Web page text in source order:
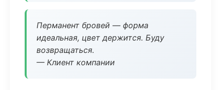
Перманент бровей — форма
идеальная, цвет держится. Буду
возвращаться.
— Клиент компании